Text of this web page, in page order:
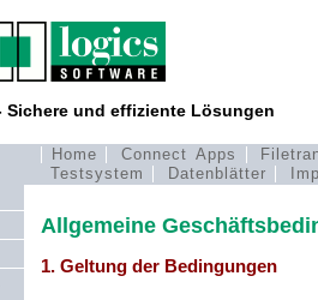
Sichere und effiziente Lösungen
Home Connect Apps
Testsystem
Datenblätter
Allgemeine
1. Geltung der Bedingungen